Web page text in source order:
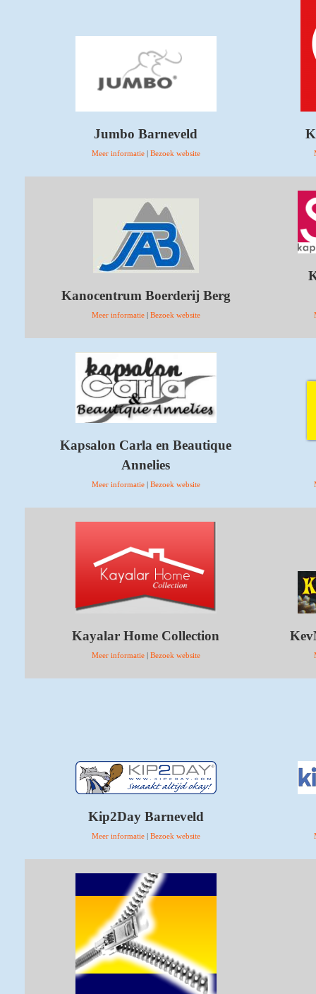
Jumbo Barneveld
Meer informatie| Bezoek website
Kanocentrum Boerderij Berg
Meer informatie| Bezoek website
Kapsalon Carla en Beautique
Annelies
Meer informatie| Bezoek website
Kayalar Home Collection
Meer informatie| Bezoek website
Kip2Day Barneveld
Meer informatie| Bezoek website